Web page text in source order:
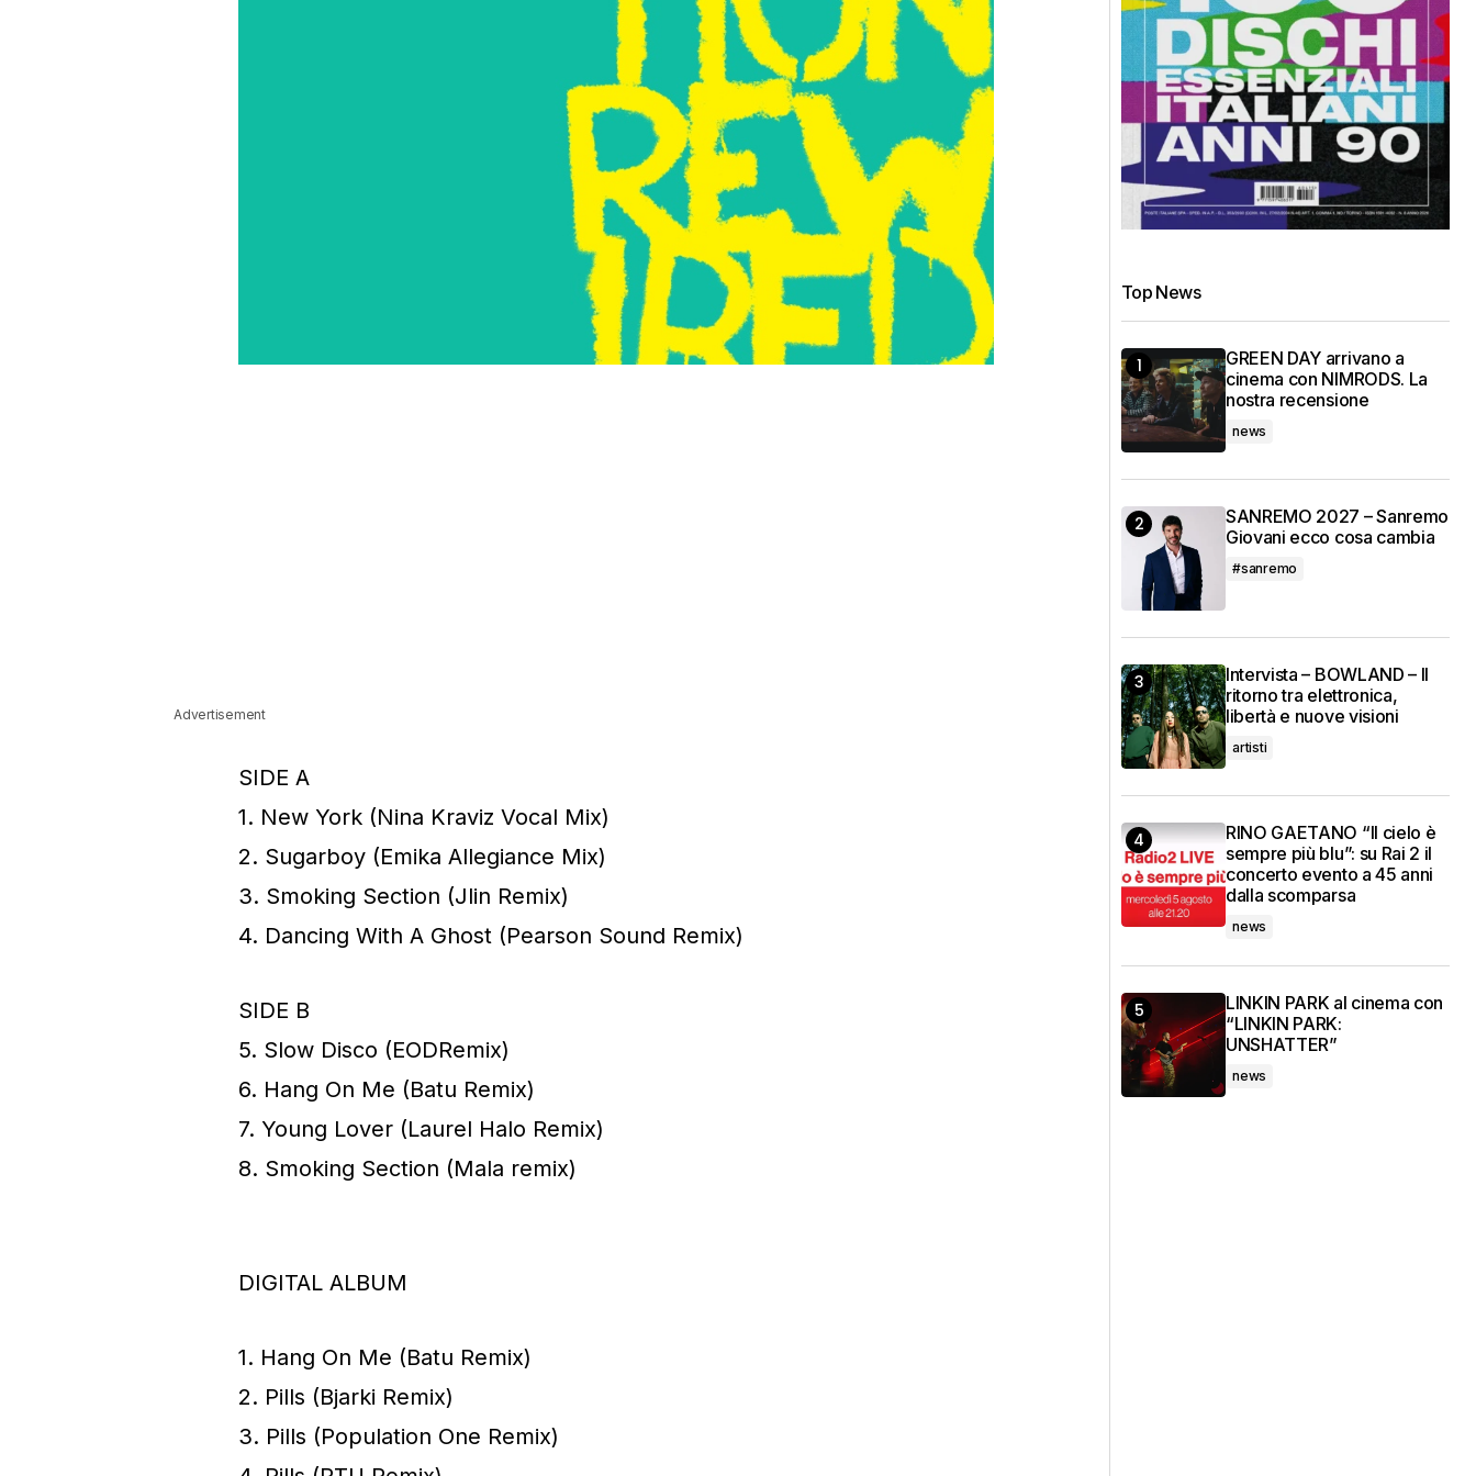
Advertisement
SIDE A
1. New York (Nina Kraviz Vocal Mix)
2. Sugarboy (Emika Allegiance Mix)
3. Smoking Section (Jlin Remix)
4. Dancing With A Ghost (Pearson Sound Remix)
SIDE B
5. Slow Disco (EODRemix)
6. Hang On Me (Batu Remix)
7. Young Lover (Laurel Halo Remix)
8. Smoking Section (Mala remix)
DIGITAL ALBUM
1. Hang On Me (Batu Remix)
2. Pills (Bjarki Remix)
3. Pills (Population One Remix)
Top News
GREEN DAY arrivano a
cinema con NIMRODS. La
nostra recensione
news
SANREMO 2027 – Sanremo
Giovani ecco cosa cambia
#sanremo
Intervista – BOWLAND – Il
ritorno tra elettronica,
libertà e nuove visioni
artisti
RINO GAETANO “Il cielo è
sempre più blu”: su Rai 2 il
concerto evento a 45 anni
dalla scomparsa
news
LINKIN PARK al cinema con
“LINKIN PARK:
UNSHATTER”
news